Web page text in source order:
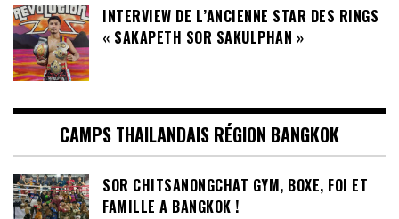
INTERVIEW DE L’ANCIENNE STAR DES RINGS
« SAKAPETH SOR SAKULPHAN »
CAMPS THAILANDAIS RÉGION BANGKOK
SOR CHITSANONGCHAT GYM, BOXE, FOI ET
FAMILLE A BANGKOK !